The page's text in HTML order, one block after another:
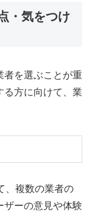
・気をつけ
者を選ぶことが重
る方に向けて、業
、複数の業者の
ザーの意見や体験